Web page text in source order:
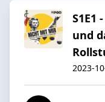
S1E1
und
2023-